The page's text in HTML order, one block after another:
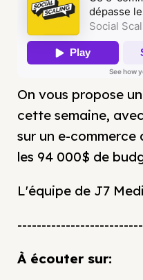
On vous propose
cette semaine,
sur un e-
les 94 000$ de
L'équipe de J7
À écouter sur: